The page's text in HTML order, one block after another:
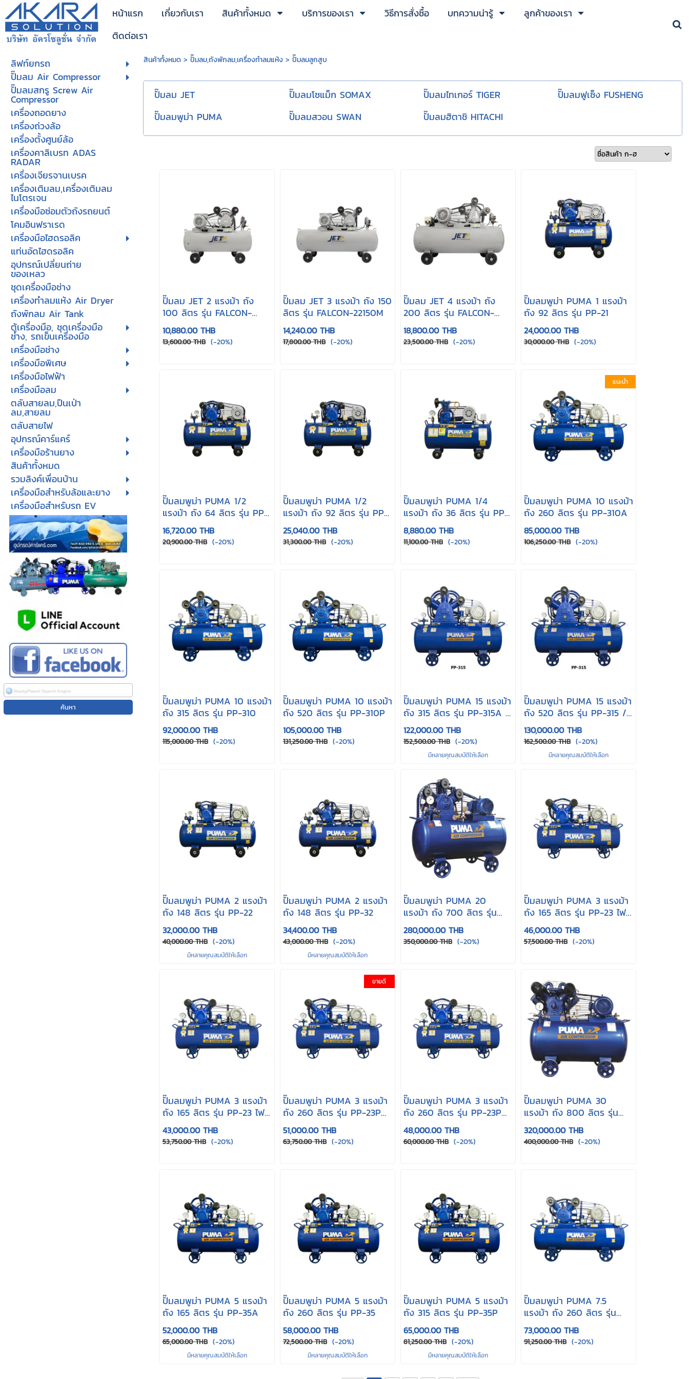
หน้าแรก เกี่ยวกับเรา สินค้าทั้งหมด บริการของเรา วิธีการสั่งซื้อ บทความน่ารู้
ลูกค้าของเรา
ติดต่อเรา
ลิฟท์ยกรถ
ปั๊มลม Air Compressor
ปั๊มลมสกรู Screw Air
Compressor
เครื่องถอดยาง
เครื่องถ่วงล้อ
เครื่องตั้งศูนย์ล้อ
เครื่องคาลิเบรท ADAS
RADAR
เครื่องเจียรจานเบรค
เครื่องเติมลม,เครื่องเติมลม
ไนโตรเจน
เครื่องมือซ่อมตัวถังรถยนต์
โคมอินฟราเรด
เครื่องมือไฮดรอลิค
แท่นอัดไฮดรอลิค
อุปกรณ์เปลี่ยนถ่าย
ของเหลว
ชุดเครื่องมือช่าง
เครื่องทำลมแห้ง Air Dryer
ถังพักลม Air Tank
ตู้เครื่องมือ, ชุดเครื่องมือ
ช่าง, รถเข็นเครื่องมือ
เครื่องมือช่าง
เครื่องมือพิเศษ
เครื่องมือไฟฟ้า
เครื่องมือลม
ตลับสายลม,ปืนเป่า
ลม,สายลม
ตลับสายไฟ
อุปกรณ์คาร์แคร์
เครื่องมือร้านยาง
สินค้าทั้งหมด
รวมลิงค์เพื่อนบ้าน
เครื่องมือสำหรับล้อและยาง
เครื่องมือสำหรับรถ EV
สินค้าทั้งหมด> ปั๊มลม,ถังพักลม,เครื่องทำลมแห้ง> ปั๊มลมลูกสูบ
ปั๊มลม JET ปั๊มลมโซแม็ก SOMAX ปั๊มลมไทเกอร์ TIGER
ปั๊มลมฟูเซ็ง FUSHENG
ปั๊มลมพูม่า PUMA
ปั๊มลมสวอน SWAN ปั๊มลมฮิตาชิ HITACHI
ปั๊มลม JET 2 แรงม้า ถัง
100 ลิตร รุ่น FALCON-
21100M
10,880.00 THB
13,600.00 THB (-20%)
ปั๊มลม JET 3 แรงม้า ถัง 150
ลิตร รุ่น FALCON-22150M
14,240.00 THB
17,800.00 THB (-20%)
ปั๊มลม JET 4 แรงม้า ถัง
200 ลิตร รุ่น FALCON-
33200M
18,800.00 THB
23,500.00 THB (-20%)
ปั๊มลมพูม่า PUMA 1 แรงม้า
ถัง 92 ลิตร รุ่น PP-21
24,000.00 THB
30,000.00 THB (-20%)
ปั๊มลมพูม่า PUMA 1/2
แรงม้า ถัง 64 ลิตร รุ่น PP-
2
16,720.00 THB
20,900.00 THB (-20%)
ปั๊มลมพูม่า PUMA 1/2
แรงม้า ถัง 92 ลิตร รุ่น PP-
2P
25,040.00 THB
31,300.00 THB (-20%)
ปั๊มลมพูม่า PUMA 1/4
แรงม้า ถัง 36 ลิตร รุ่น PP-
1P
8,880.00 THB
11,100.00 THB (-20%)
แนะนำ
ปั๊มลมพูม่า PUMA 10 แรงม้า
ถัง 260 ลิตร รุ่น PP-310A
85,000.00 THB
106,250.00 THB (-20%)
ปั๊มลมพูม่า PUMA 10 แรงม้า
ถัง 315 ลิตร รุ่น PP-310
92,000.00 THB
115,000.00 THB (-20%)
ปั๊มลมพูม่า PUMA 10 แรงม้า
ถัง 520 ลิตร รุ่น PP-310P
105,000.00 THB
131,250.00 THB (-20%)
ปั๊มลมพูม่า PUMA 15 แรงม้า
ถัง 315 ลิตร รุ่น PP-315A /
PP-415A
122,000.00 THB
152,500.00 THB (-20%)
มีหลายคุณสมบัติให้เลือก
ปั๊มลมพูม่า PUMA 15 แรงม้า
ถัง 520 ลิตร รุ่น PP-315 /
PP-415
130,000.00 THB
162,500.00 THB (-20%)
มีหลายคุณสมบัติให้เลือก
ปั๊มลมพูม่า PUMA 2 แรงม้า
ถัง 148 ลิตร รุ่น PP-22
32,000.00 THB
40,000.00 THB (-20%)
มีหลายคุณสมบัติให้เลือก
ปั๊มลมพูม่า PUMA 2 แรงม้า
ถัง 148 ลิตร รุ่น PP-32
34,400.00 THB
43,000.00 THB (-20%)
มีหลายคุณสมบัติให้เลือก
ปั๊มลมพูม่า PUMA 20
แรงม้า ถัง 700 ลิตร รุ่น
PP-320
280,000.00 THB
350,000.00 THB (-20%)
ปั๊มลมพูม่า PUMA 3 แรงม้า
ถัง 165 ลิตร รุ่น PP-23 ไฟ
220
46,000.00 THB
57,500.00 THB (-20%)
ปั๊มลมพูม่า PUMA 3 แรงม้า
ถัง 165 ลิตร รุ่น PP-23 ไฟ
380
43,000.00 THB
53,750.00 THB (-20%)
ขายดี
ปั๊มลมพูม่า PUMA 3 แรงม้า
ถัง 260 ลิตร รุ่น PP-23P
ไฟ 220
51,000.00 THB
63,750.00 THB (-20%)
ปั๊มลมพูม่า PUMA 3 แรงม้า
ถัง 260 ลิตร รุ่น PP-23P
ไฟ 380
48,000.00 THB
60,000.00 THB (-20%)
ปั๊มลมพูม่า PUMA 30
แรงม้า ถัง 800 ลิตร รุ่น
PP-430
320,000.00 THB
400,000.00 THB (-20%)
ปั๊มลมพูม่า PUMA 5 แรงม้า
ถัง 165 ลิตร รุ่น PP-35A
52,000.00 THB
65,000.00 THB (-20%)
มีหลายคุณสมบัติให้เลือก
ปั๊มลมพูม่า PUMA 5 แรงม้า
ถัง 260 ลิตร รุ่น PP-35
58,000.00 THB
72,500.00 THB (-20%)
มีหลายคุณสมบัติให้เลือก
ปั๊มลมพูม่า PUMA 5 แรงม้า
ถัง 315 ลิตร รุ่น PP-35P
65,000.00 THB
81,250.00 THB (-20%)
มีหลายคุณสมบัติให้เลือก
ปั๊มลมพูม่า PUMA 7.5
แรงม้า ถัง 260 ลิตร รุ่น
PP-275A
73,000.00 THB
91,250.00 THB (-20%)